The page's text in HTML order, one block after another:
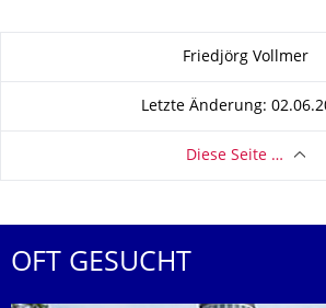
Friedjörg Vollmer
Letzte Änderung:
Diese Seite …
OFT GESUCHT